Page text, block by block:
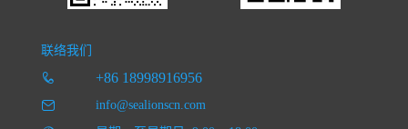
联络我们
+86 18998916956
info@sealionscn.com